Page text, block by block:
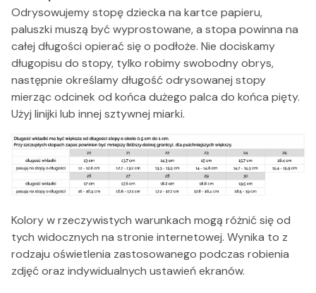
Odrysowujemy stopę dziecka na kartce papieru,
paluszki muszą być wyprostowane, a stopa powinna na
całej długości opierać się o podłoże. Nie dociskamy
długopisu do stopy, tylko robimy swobodny obrys,
następnie określamy długość odrysowanej stopy
mierząc odcinek od końca dużego palca do końca pięty.
Użyj linijki lub innej sztywnej miarki.
Kolory w rzeczywistych warunkach mogą różnić się od
tych widocznych na stronie internetowej. Wynika to z
rodzaju oświetlenia zastosowanego podczas robienia
zdjęć oraz indywidualnych ustawień ekranów.